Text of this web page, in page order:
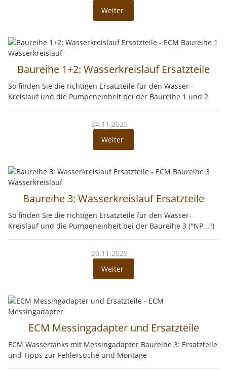
Weiter
Baureihe 1+2: Wasserkreislauf Ersatzteile
So finden Sie die richtigen Ersatzteile für den Wasser-
Kreislauf und die Pumpeneinheit bei der Baureihe 1 und 2
24.11.2025
Weiter
Baureihe 3: Wasserkreislauf Ersatzteile
So finden Sie die richtigen Ersatzteile für den Wasser-
Kreislauf und die Pumpeneinheit bei der Baureihe 3 ("NP...")
20.11.2025
Weiter
ECM Messingadapter und Ersatzteile
ECM Wassertanks mit Messingadapter Baureihe 3: Ersatzteile
und Tipps zur Fehlersuche und Montage